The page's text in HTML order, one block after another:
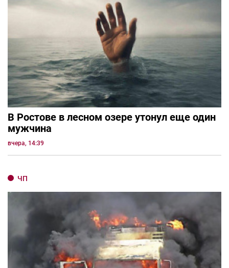
В Ростове в лесном озере утонул еще один
мужчина
вчера, 14:39
ЧП